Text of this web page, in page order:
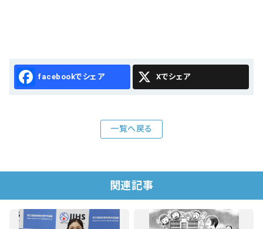
Facebook X
一覧へ戻る
関連記事